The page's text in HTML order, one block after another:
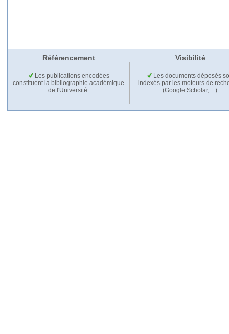
Référencement Visibilité
Les publications encodées
constituent la bibliographie académique
de l'Université.
Les documents déposés
indexés par les moteurs de
(Google Scholar,…).